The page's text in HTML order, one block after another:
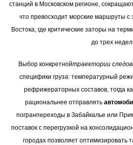
станций в Московском регионе,
что превосходит морские маршруты с
Востока, где критические заторы на
до трех
Выбор конкретнойтраектории
специфики груза: температурный
рефрижераторных составов, тогда
рациональнее отправлять
погранпереходы в Забайкалье или
поставок с перегрузкой на
городах позволяет